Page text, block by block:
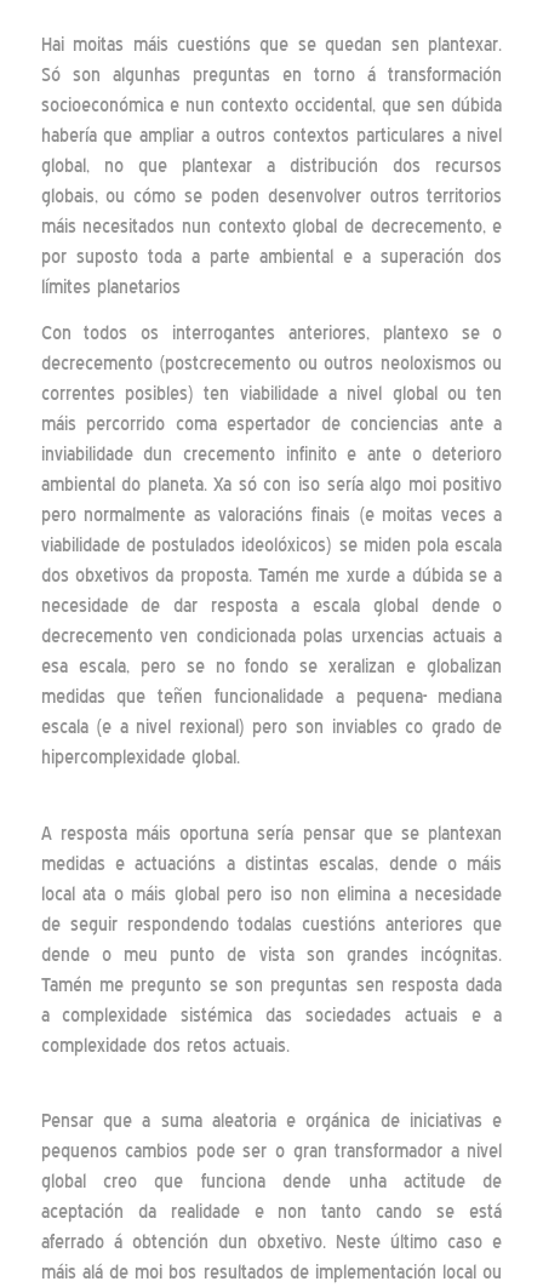
Hai moitas máis cuestións que se quedan sen plantexar.
Só son algunhas preguntas en torno á transformación
socioeconómica e nun contexto occidental, que sen dúbida
habería que ampliar a outros contextos particulares a nivel
global, no que plantexar a distribución dos recursos
globais, ou cómo se poden desenvolver outros territorios
máis necesitados nun contexto global de decrecemento, e
por suposto toda a parte ambiental e a superación dos
límites planetarios
Con todos os interrogantes anteriores, plantexo se o
decrecemento (postcrecemento ou outros neoloxismos ou
correntes posibles) ten viabilidade a nivel global ou ten
máis percorrido coma espertador de conciencias ante a
inviabilidade dun crecemento infinito e ante o deterioro
ambiental do planeta. Xa só con iso sería algo moi positivo
pero normalmente as valoracións finais (e moitas veces a
viabilidade de postulados ideolóxicos) se miden pola escala
dos obxetivos da proposta. Tamén me xurde a dúbida se a
necesidade de dar resposta a escala global dende o
decrecemento ven condicionada polas urxencias actuais a
esa escala, pero se no fondo se xeralizan e globalizan
medidas que teñen funcionalidade a pequena- mediana
escala (e a nivel rexional) pero son inviables co grado de
hipercomplexidade global.
A resposta máis oportuna sería pensar que se plantexan
medidas e actuacións a distintas escalas, dende o máis
local ata o máis global pero iso non elimina a necesidade
de seguir respondendo todalas cuestións anteriores que
dende o meu punto de vista son grandes incógnitas.
Tamén me pregunto se son preguntas sen resposta dada
a complexidade sistémica das sociedades actuais e a
complexidade dos retos actuais.
Pensar que a suma aleatoria e orgánica de iniciativas e
pequenos cambios pode ser o gran transformador a nivel
global creo que funciona dende unha actitude de
aceptación da realidade e non tanto cando se está
aferrado á obtención dun obxetivo. Neste último caso e
máis alá de moi bos resultados de implementación local ou